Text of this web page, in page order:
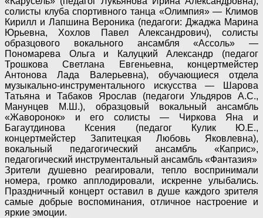
солисты клуба спортивного танца «Олимпия» — Климов
Кирилл и Лапшина Вероника (педагоги: Джаджа Марина
Юрьевна, Хохлов Павел Александрович), солисты
образцового вокального ансамбля «Ассоль» —
Пономарева Ольга и Калуцкий Александр (педагог
Трошкова Светлана Евгеньевна, концертмейстер
Антонова Лада Валерьевна), обучающиеся отдела
музыкально-инструментального искусства — Шарова
Татьяна и Табаков Ярослав (педагоги Ульдяров А.С.,
Манунцев М.Ш.), образцовый вокальный ансамбль
«Жаворонок» и его солисты — Чиркова Яна и
Багаутдинова Ксения (педагог Кулик Ю.Е.,
концертмейстер Запитецкая Любовь Яковлевна),
вокальный педагогический ансамбль «Каприс»,
педагогический инструментальный ансамбль «Фантазия»
Зрители душевно реагировали, тепло воспринимали
номера, громко апплодировали, искренне улыбались.
Праздничный концерт оставил в душе каждого зрителя
самые добрые воспоминания, отличное настроение и
яркие эмоции.